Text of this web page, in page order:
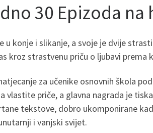
30 Epizoda na
u konje i slikanje, a svoje je dvije
kroz strastvenu priču o ljubavi
za učenike osnovnih škola
vlastite priče, a glavna nagrada je
tekstove, dobro ukomponirane
i vanjski svijet.